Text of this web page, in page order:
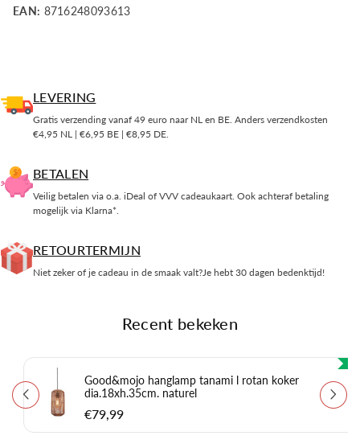
naturelnaturel
EAN: 8716248093613
LEVERING
Gratis verzending vanaf 49 euro naar NL en BE. Anders verzendkosten
€4,95 NL | €6,95 BE | €8,95 DE.
BETALEN
Veilig betalen via o.a. iDeal of VVV cadeaukaart. Ook achteraf betaling
mogelijk via Klarna*.
RETOURTERMIJN
Niet zeker of je cadeau in de smaak valt?Je hebt 30 dagen bedenktijd!
Recent bekeken
Good&mojo hanglamp tanami l rotan koker
dia.18xh.35cm. naturel
€79,99